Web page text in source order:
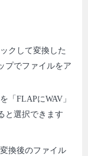
クして変換した
プでファイルをア
「FLAPにWAV」
と選択できます
換後のファイル